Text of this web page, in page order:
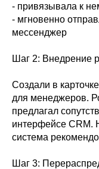
- привязывала к
- мгновенно
мессенджер
Шаг 2: Внедрение
Создали в
для менеджеров.
предлагал
интерфейсе CRM.
система
Шаг 3: